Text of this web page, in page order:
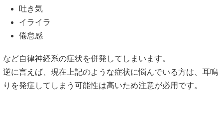
吐き気
イライラ
倦怠感
など自律神経系の症状を併発してしまいます。
逆に言えば、現在上記のような症状に悩んでいる方は、耳鳴
りを発症してしまう可能性は高いため注意が必用です。